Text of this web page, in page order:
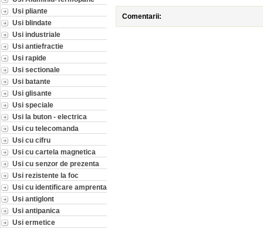
Usi pliante
Usi blindate
Usi industriale
Usi antiefractie
Usi rapide
Usi sectionale
Usi batante
Usi glisante
Usi speciale
Usi la buton - electrica
Usi cu telecomanda
Usi cu cifru
Usi cu cartela magnetica
Usi cu senzor de prezenta
Usi rezistente la foc
Usi cu identificare amprenta
Usi antiglont
Usi antipanica
Usi ermetice
Comentarii: